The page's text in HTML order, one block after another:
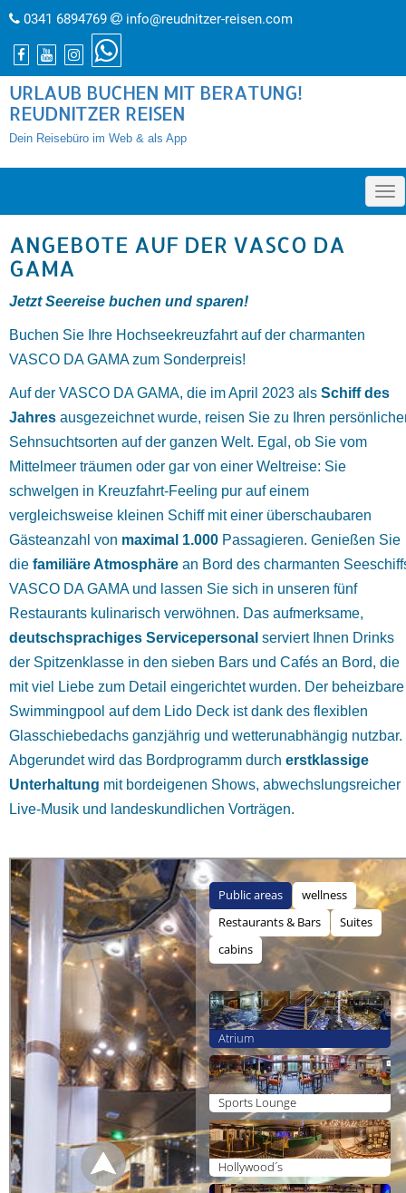
0341 6894769 info@reudnitzer-reisen.com
URLAUB BUCHEN MIT BERATUNG!
REUDNITZER REISEN
Dein Reisebüro im Web & als App
»
ANGEBOTE AUF DER VASCO DA
GAMA
Jetzt Seereise buchen und sparen!
Buchen Sie Ihre Hochseekreuzfahrt auf der charmanten
VASCO DA GAMA zum Sonderpreis!
Auf der VASCO DA GAMA, die im April 2023 als Schiff des
Jahres ausgezeichnet wurde, reisen Sie zu Ihren
Sehnsuchtsorten auf der ganzen Welt. Egal, ob Sie vom
Mittelmeer träumen oder gar von einer Weltreise: Sie
schwelgen in Kreuzfahrt-Feeling pur auf einem
vergleichsweise kleinen Schiff mit einer überschaubaren
Gästeanzahl von maximal 1.000 Passagieren. Genießen Sie
die familiäre Atmosphäre an Bord des charmanten
VASCO DA GAMA und lassen Sie sich in unseren fünf
Restaurants kulinarisch verwöhnen. Das aufmerksame,
deutschsprachiges Servicepersonal serviert Ihnen Drinks
der Spitzenklasse in den sieben Bars und Cafés an Bord, die
mit viel Liebe zum Detail eingerichtet wurden. Der beheizbare
Swimmingpool auf dem Lido Deck ist dank des flexiblen
Glasschiebedachs ganzjährig und wetterunabhängig nutzbar.
Abgerundet wird das Bordprogramm durch erstklassige
Unterhaltung mit bordeigenen Shows, abwechslungsreicher
Live-Musik und landeskundlichen Vorträgen.